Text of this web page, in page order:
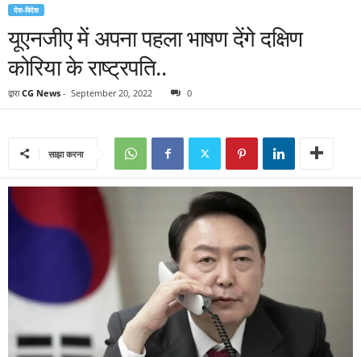
देश-विदेश
यूएनजीए में अपना पहला भाषण देंगे दक्षिण
कोरिया के राष्ट्रपति..
द्वारा CG News - September 20, 2022 0
साझा करना